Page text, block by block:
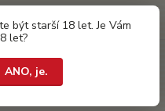
být starší 18 let. Je Vám
let?
ANO, je.
za0 Kč